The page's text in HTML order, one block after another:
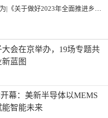
年全面推进乡村振兴重点工作的意见》发布
会在京举办，19场专题共
蓝图
开幕：美新半导体以MEMS
智能未来